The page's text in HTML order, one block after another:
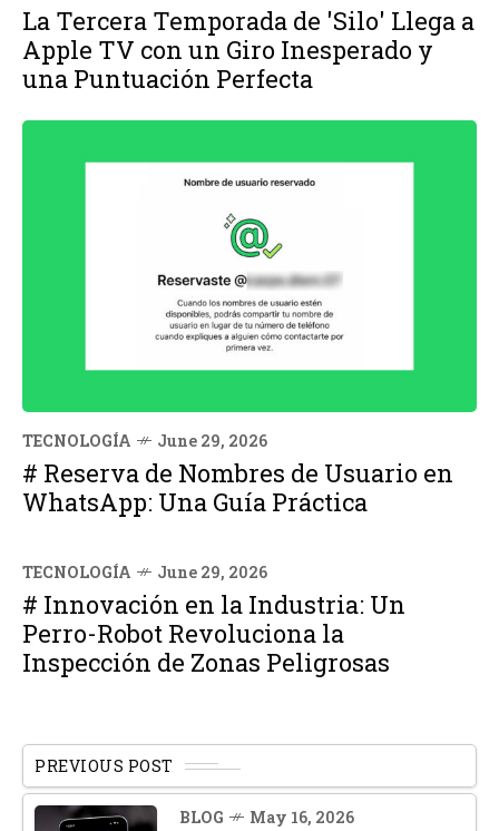
La Tercera Temporada de 'Silo' Llega a
Apple TV con un Giro Inesperado y
una Puntuación Perfecta
TECNOLOGÍA June 29, 2026
# Reserva de Nombres de Usuario en
WhatsApp: Una Guía Práctica
TECNOLOGÍA June 29, 2026
# Innovación en la Industria: Un
Perro-Robot Revoluciona la
Inspección de Zonas Peligrosas
PREVIOUS POST
BLOG May 16, 2026